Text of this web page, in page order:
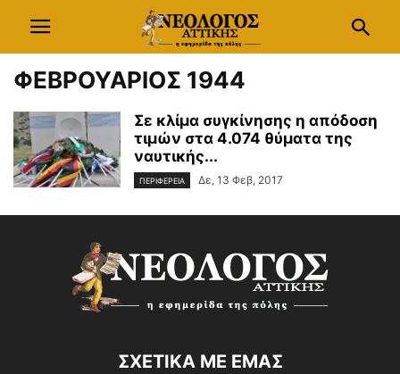
ΦΕΒΡΟΥΑΡΙΟΣ 1944
Σε κλίμα συγκίνησης η απόδοση
τιμών στα 4.074 θύματα της
ναυτικής...
ΠΕΡΙΦΕΡΕΙΑ Δε, 13 Φεβ, 2017
ΣΧΕΤΙΚΑ ΜΕ ΕΜΑΣ